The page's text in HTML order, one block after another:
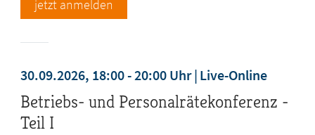
jetzt anmelden
30.09.2026, 18:00 - 20:00 Uhr Live-Online
Betriebs- und Personalrätekonferenz -
Teil I